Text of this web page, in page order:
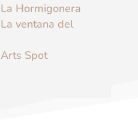
La Hormigonera
La ventana del
Arts Spot